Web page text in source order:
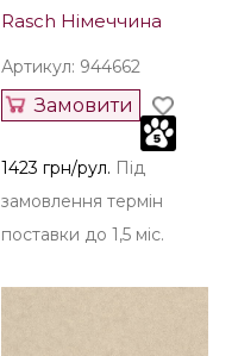
Rasch Німеччина
Артикул: 944662
Замовити
1423 грн/рул. Під
замовлення термін
поставки до 1,5 міс.